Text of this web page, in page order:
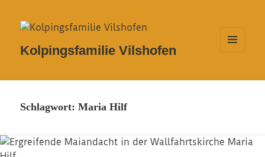
Kolpingsfamilie Vilshofen
Schlagwort:Maria Hilf